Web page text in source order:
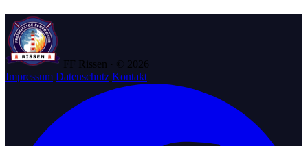
FF Rissen · © 2026
Impressum Datenschutz Kontakt